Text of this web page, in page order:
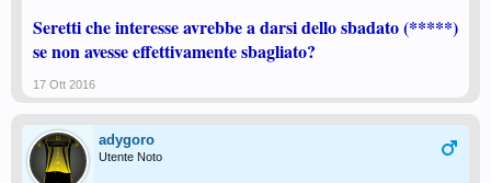
Seretti che interesse avrebbe a darsi dello sbadato (*****)
se non avesse effettivamente sbagliato?
17 Ott 2016
adygoro
Utente Noto